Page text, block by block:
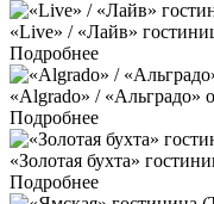
«Live» / «Лайв»
Подробнее
«Algrado» / «Альградо»
Подробнее
«Золотая бухта»
Подробнее